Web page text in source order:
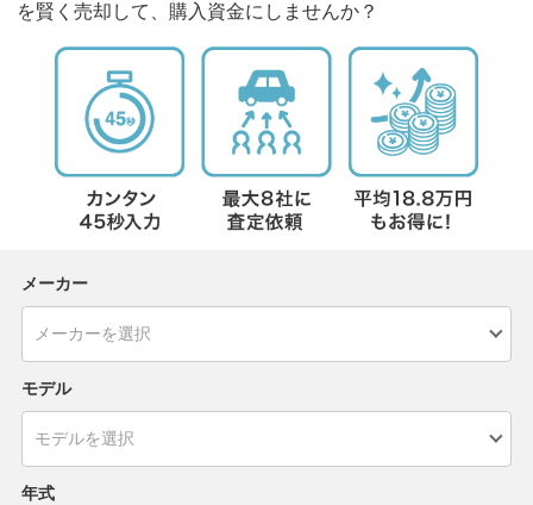
を賢く売却して、購入資金にしませんか？
メーカー
モデル
年式